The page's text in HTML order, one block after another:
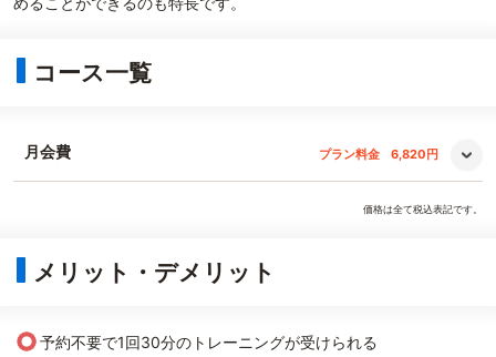
コース一覧
月会費 プラン料金 6,820円
価格は全て税込表記です。
メリット・デメリット
○予約不要で1回30分のトレーニングが受けられる